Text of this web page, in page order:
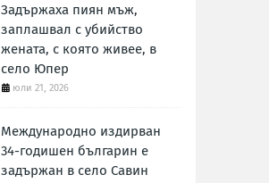
Задържаха пиян мъж,
заплашвал с убийство
жената, с която живее, в
село Юпер
юли 21, 2026
Международно издирван
34-годишен българин е
задържан в село Савин